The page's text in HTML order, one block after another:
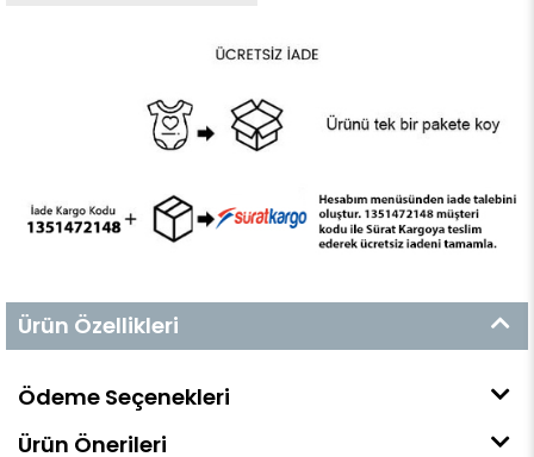
Ürün Özellikleri
Ödeme Seçenekleri
Ürün Önerileri